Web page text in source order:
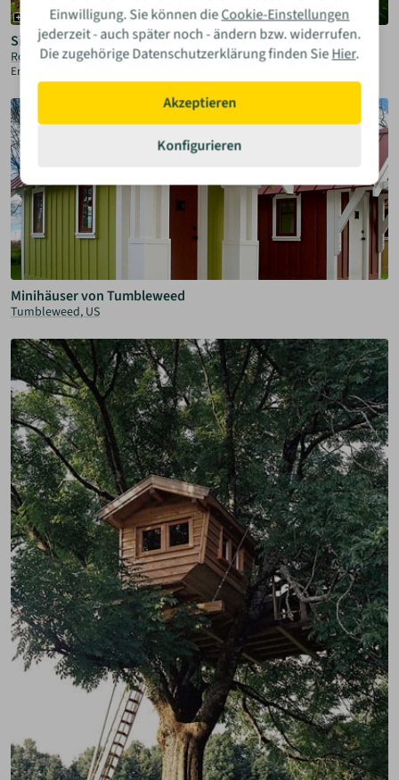
Singlehaus der Architekten Rockefeller
Rockefeller, US
Eric Staudenmaier
Minihäuser von Tumbleweed
Tumbleweed, US
Einwilligung. Sie können dieCookie-Einstellungen
jederzeit - auch später noch - ändern bzw. widerrufen.
Die zugehörige Datenschutzerklärung finden SieHier.
Akzeptieren
Konfigurieren